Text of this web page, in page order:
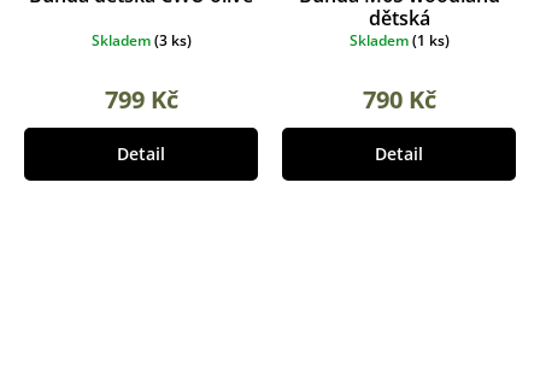
Skladem(3 ks)
799 Kč
Detail
dětská
Skladem(1 ks)
790 Kč
Detail